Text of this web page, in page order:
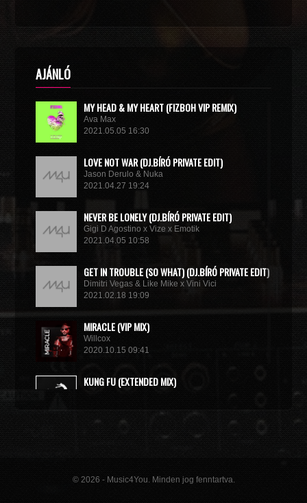
AJÁNLÓ
MY HEAD & MY HEART (FIZBOH VIP REMIX)
Ava Max
2021.05.05 16:30
LOVE NOT WAR (DJ.BÍRÓ PRIVATE EDIT)
Jason Derulo & Nuka
2021.04.27 19:24
NEVER BE LONELY (DJ.BÍRÓ PRIVATE EDIT)
Gigi D Agostino x Vize x Emotik
2021.04.05 10:58
GET IN TROUBLE (SO WHAT) (DJ.BÍRÓ PRIVATE EDIT)
Dimitri Vegas & Like Mike x Vini Vici
2021.02.18 19:09
MIRACLE (VIP MIX)
Willcox
2020.10.15 09:41
KUNG FU (EXTENDED MIX)
© 2026 - Music4You. Minden jog fenntartva.